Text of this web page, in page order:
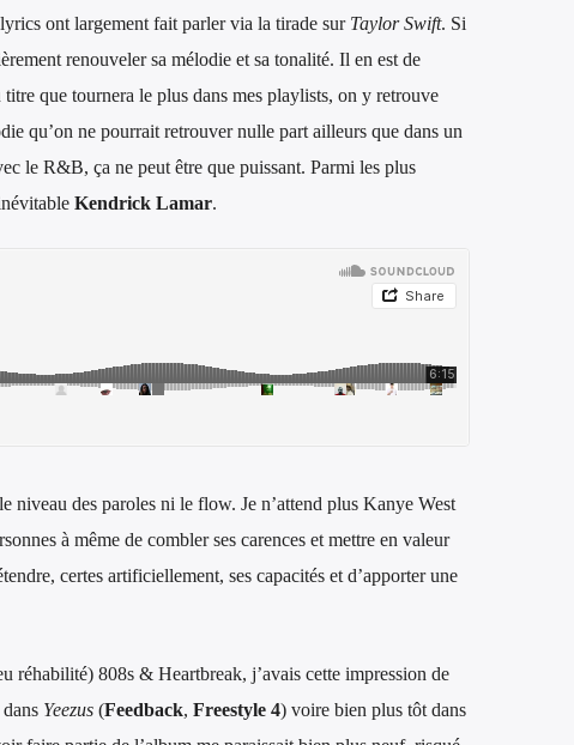
ont largement fait parler via la tirade sur Taylor Swift. Si
renouveler sa mélodie et sa tonalité. Il en est de
titre que tournera le plus dans mes playlists, on y retrouve
qu’on ne pourrait retrouver nulle part ailleurs que dans un
le R&B, ça ne peut être que puissant. Parmi les plus
Kendrick Lamar.
niveau des paroles ni le flow. Je n’attend plus Kanye West
à même de combler ses carences et mettre en valeur
certes artificiellement, ses capacités et d’apporter une
réhabilité) 808s & Heartbreak, j’avais cette impression de
dans Yeezus (Feedback, Freestyle 4) voire bien plus tôt dans